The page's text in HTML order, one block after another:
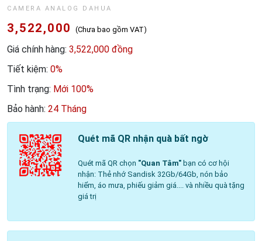
CAMERA ANALOG DAHUA
3,522,000 (Chưa bao gồm VAT)
Giá chính hàng: 3,522,000 đồng
Tiết kiệm: 0%
Tình trạng: Mới 100%
Bảo hành: 24 Tháng
Quét mã QR nhận quà bất ngờ
Quét mã QR chọn "Quan Tâm"bạn có cơ hội
nhận: Thẻ nhớ Sandisk 32Gb/64Gb, nón bảo
hiểm, áo mưa, phiếu giảm giá.... và nhiều quà tặng
giá trị